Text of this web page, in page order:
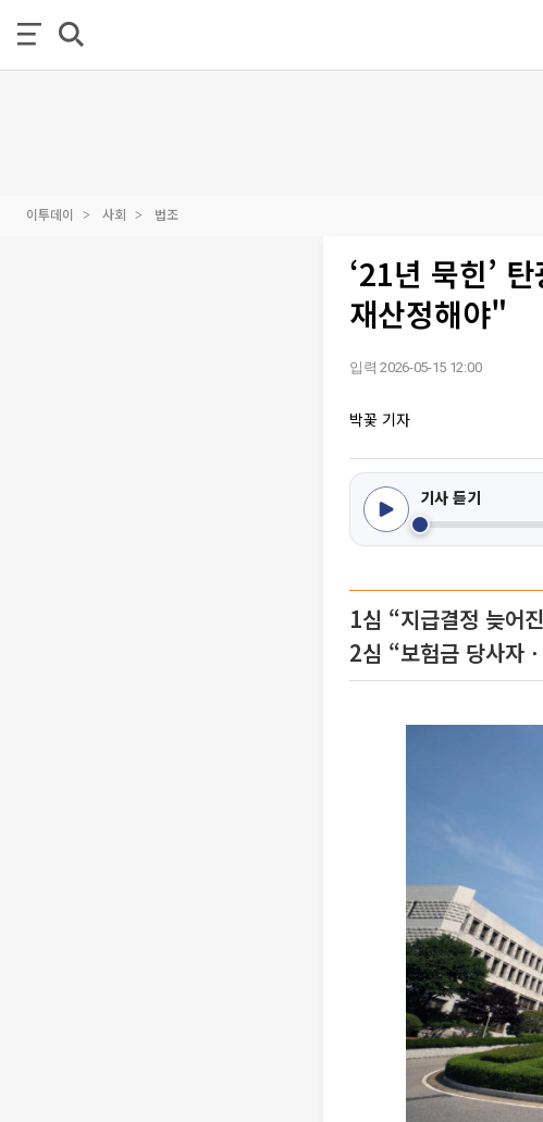
이투데이 사회 법조
‘21년 묵힌’
재산정해야"
입력 2026-05-15 12:00
박꽃 기자
기사 듣기
1심 “지급결정 늦어
2심 “보험금 당사자